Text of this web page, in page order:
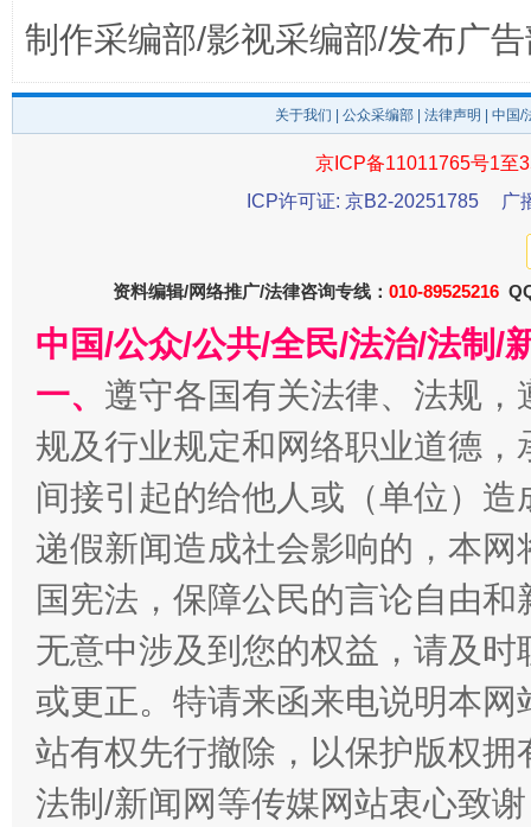
“
规模最大的光氢储一体化项目 走
制作采编部/影视采编部/发布广
关于我们 公众采编部 法律声明 | 中国
京ICP备11011765号1至
ICP许可证: 京B2-20251785
广
资料编辑/网络推广/法律咨询专线： 010-89525216
中国/公众/公共/全民/法治/法制/
一、 遵守各国有关法律、法规
规及行业规定和网络职业道德
间接引起的给他人或（单位）
递假新闻造成社会影响的，本
国宪法，保障公民的言论自由
无意中涉及到您的权益，请及
或更正。特请来函来电说明本
站有权先行撤除，以保护版权
法制/新闻网等传媒网站衷心致